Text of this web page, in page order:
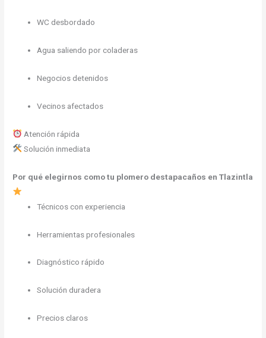
WC desbordado
Agua saliendo por coladeras
Negocios detenidos
Vecinos afectados
Atención rápida
Solución inmediata
Por qué elegirnos como tu plomero destapacaños en Tlazintla
Técnicos con experiencia
Herramientas profesionales
Diagnóstico rápido
Solución duradera
Precios claros